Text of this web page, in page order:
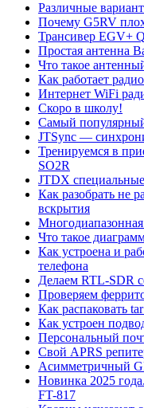
Различные
Почему G5RV
Трансивер EGV+
Простая антенна
Что такое
Как работает
Интернет WiFi
Скоро в школу!
Самый
JTSync —
Тренируемся в
SO2R
JTDX
Как разобрать не
вскрытия
Что такое
Как устроена и
телефона
Делаем RTL-SDR
Проверяем
Как распаковать
Как устроен
Персональный
Свой APRS
Асимметричный
Новинка 2025
FT-817